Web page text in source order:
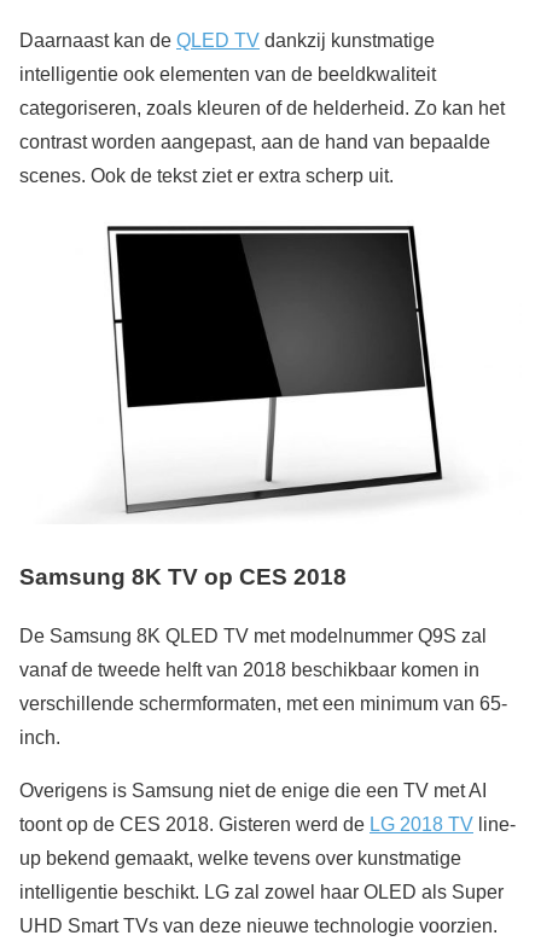
Daarnaast kan de QLED TV dankzij kunstmatige
intelligentie ook elementen van de beeldkwaliteit
categoriseren, zoals kleuren of de helderheid. Zo kan het
contrast worden aangepast, aan de hand van bepaalde
scenes. Ook de tekst ziet er extra scherp uit.
Samsung 8K TV op CES 2018
De Samsung 8K QLED TV met modelnummer Q9S zal
vanaf de tweede helft van 2018 beschikbaar komen in
verschillende schermformaten, met een minimum van 65-
inch.
Overigens is Samsung niet de enige die een TV met AI
toont op de CES 2018. Gisteren werd de LG 2018 TV line-
up bekend gemaakt, welke tevens over kunstmatige
intelligentie beschikt. LG zal zowel haar OLED als Super
UHD Smart TVs van deze nieuwe technologie voorzien.